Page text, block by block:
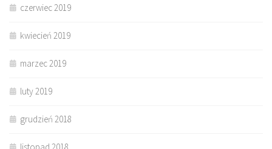
czerwiec 2019
kwiecień 2019
marzec 2019
luty 2019
grudzień 2018